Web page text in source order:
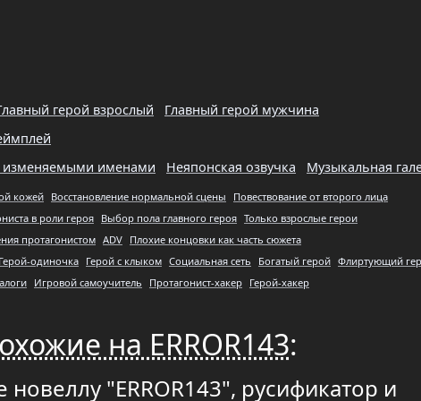
герой взрослый Главный герой мужчина
изменяемыми именами Неяпонская озвучка Музыкальная
кожей Восстановление нормальной сцены
Повествование от второго лица
в роли героя Выбор пола главного героя Только взрослые герои
протагонистом ADV Плохие концовки как часть сюжета
Герой-одиночка Герой с клыком Социальная сеть Богатый герой Флиртующий
Игровой самоучитель Протагонист-хакер Герой-хакер
на ERROR143:
"ERROR143", русификатор и